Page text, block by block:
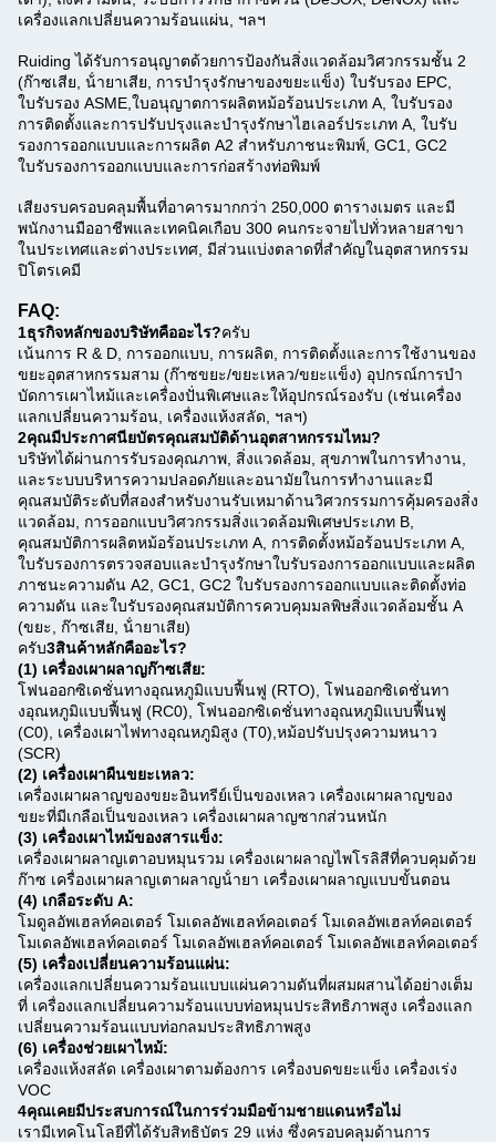
เครื่องแลกเปลี่ยนความร้อนแผ่น, ฯลฯ
Ruiding ได้รับการอนุญาตด้วยการป้องกันสิ่งแวดล้อมวิศวกรรมชั้น 2
(ก๊าซเสีย, น้ํายาเสีย, การบํารุงรักษาของขยะแข็ง) ใบรับรอง EPC,
ใบรับรอง ASME,ใบอนุญาตการผลิตหม้อร้อนประเภท A, ใบรับรอง
การติดตั้งและการปรับปรุงและบํารุงรักษาไฮเลอร์ประเภท A, ใบรับ
รองการออกแบบและการผลิต A2 สําหรับภาชนะพิมพ์, GC1, GC2
ใบรับรองการออกแบบและการก่อสร้างท่อพิมพ์
เสียงรบครอบคลุมพื้นที่อาคารมากกว่า 250,000 ตารางเมตร และมี
พนักงานมืออาชีพและเทคนิคเกือบ 300 คนกระจายไปทั่วหลายสาขา
ในประเทศและต่างประเทศ, มีส่วนแบ่งตลาดที่สําคัญในอุตสาหกรรม
ปิโตรเคมี
FAQ:
1ธุรกิจหลักของบริษัทคืออะไร?ครับ
เน้นการ R & D, การออกแบบ, การผลิต, การติดตั้งและการใช้งานของ
ขยะอุตสาหกรรมสาม (ก๊าซขยะ/ขยะเหลว/ขยะแข็ง) อุปกรณ์การบํา
บัดการเผาไหม้และเครื่องปั่นพิเศษและให้อุปกรณ์รองรับ (เช่นเครื่อง
แลกเปลี่ยนความร้อน, เครื่องแห้งสลัด, ฯลฯ)
2คุณมีประกาศนียบัตรคุณสมบัติด้านอุตสาหกรรมไหม?
บริษัทได้ผ่านการรับรองคุณภาพ, สิ่งแวดล้อม, สุขภาพในการทํางาน,
และระบบบริหารความปลอดภัยและอนามัยในการทํางานและมี
คุณสมบัติระดับที่สองสําหรับงานรับเหมาด้านวิศวกรรมการคุ้มครองสิ่ง
แวดล้อม, การออกแบบวิศวกรรมสิ่งแวดล้อมพิเศษประเภท B,
คุณสมบัติการผลิตหม้อร้อนประเภท A, การติดตั้งหม้อร้อนประเภท A,
ใบรับรองการตรวจสอบและบํารุงรักษาใบรับรองการออกแบบและผลิต
ภาชนะความดัน A2, GC1, GC2 ใบรับรองการออกแบบและติดตั้งท่อ
ความดัน และใบรับรองคุณสมบัติการควบคุมมลพิษสิ่งแวดล้อมชั้น A
(ขยะ, ก๊าซเสีย, น้ํายาเสีย)
ครับ3สินค้าหลักคืออะไร?
(1) เครื่องเผาผลาญก๊าซเสีย:
โฟนออกซิเดชั่นทางอุณหภูมิแบบฟื้นฟู (RTO), โฟนออกซิเดชั่นทา
งอุณหภูมิแบบฟื้นฟู (RC0), โฟนออกซิเดชั่นทางอุณหภูมิแบบฟื้นฟู
(C0), เครื่องเผาไฟทางอุณหภูมิสูง (T0),หม้อปรับปรุงความหนาว
(SCR)
(2) เครื่องเผาผืนขยะเหลว:
เครื่องเผาผลาญของขยะอินทรีย์เป็นของเหลว เครื่องเผาผลาญของ
ขยะที่มีเกลือเป็นของเหลว เครื่องเผาผลาญซากส่วนหนัก
(3) เครื่องเผาไหม้ของสารแข็ง:
เครื่องเผาผลาญเตาอบหมุนรวม เครื่องเผาผลาญไพโรลิสีที่ควบคุมด้วย
ก๊าซ เครื่องเผาผลาญเตาผลาญน้ํายา เครื่องเผาผลาญแบบขั้นตอน
(4) เกลือระดับ A:
โมดูลอัพเฮลท์คอเตอร์ โมเดลอัพเฮลท์คอเตอร์ โมเดลอัพเฮลท์คอเตอร์
โมเดลอัพเฮลท์คอเตอร์ โมเดลอัพเฮลท์คอเตอร์ โมเดลอัพเฮลท์คอเตอร์
(5) เครื่องเปลี่ยนความร้อนแผ่น:
เครื่องแลกเปลี่ยนความร้อนแบบแผ่นความดันที่ผสมผสานได้อย่างเต็ม
ที่ เครื่องแลกเปลี่ยนความร้อนแบบท่อหมุนประสิทธิภาพสูง เครื่องแลก
เปลี่ยนความร้อนแบบท่อกลมประสิทธิภาพสูง
(6) เครื่องช่วยเผาไหม้:
เครื่องแห้งสลัด เครื่องเผาตามต้องการ เครื่องบดขยะแข็ง เครื่องเร่ง
VOC
4คุณเคยมีประสบการณ์ในการร่วมมือข้ามชายแดนหรือไม่
เรามีเทคโนโลยีที่ได้รับสิทธิบัตร 29 แห่ง ซึ่งครอบคลุมด้านการ